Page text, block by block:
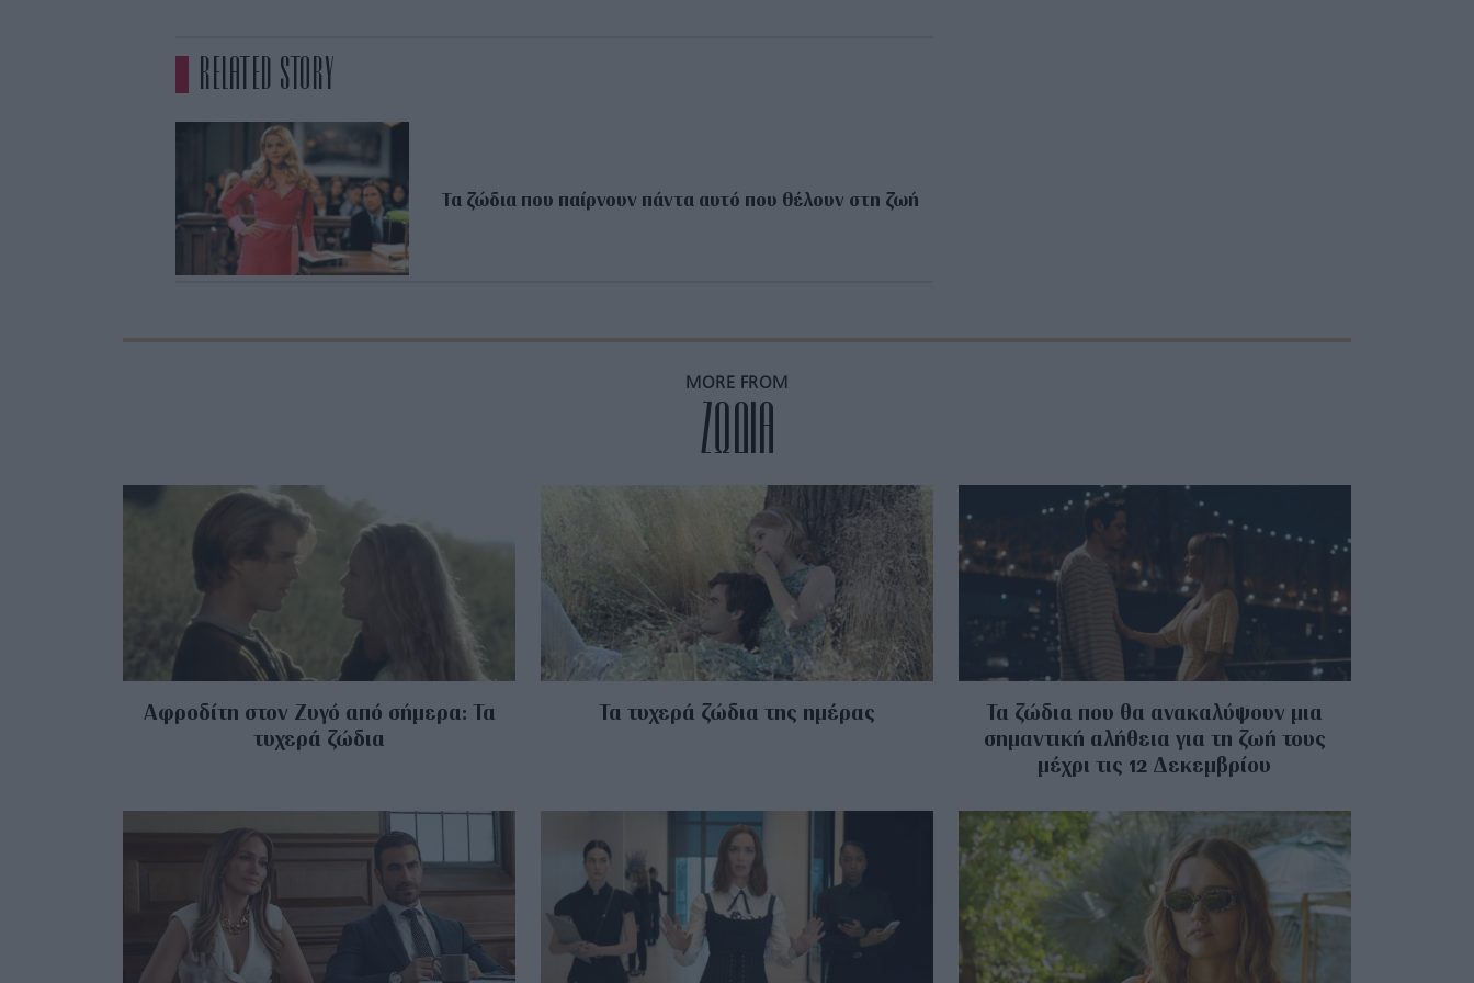
RELATED STORY
Τα ζώδια που παίρνουν πάντα αυτό που θέλουν στη ζωή
MORE FROM
ZΩΔΙΑ
Αφροδίτη στον Ζυγό από σήμερα: Τα
τυχερά ζώδια
Τα τυχερά ζώδια της ημέρας
Τα ζώδια που θα ανακαλύψουν μια
σημαντική αλήθεια για τη ζωή τους
μέχρι τις 12 Δεκεμβρίου